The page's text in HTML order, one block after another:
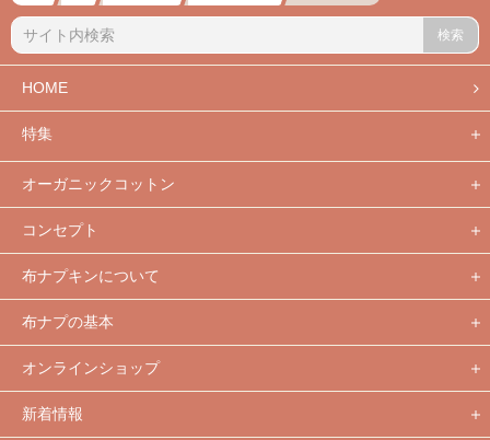
検索
HOME
特集
オーガニックコットン
コンセプト
布ナプキンについて
布ナプの基本
オンラインショップ
新着情報